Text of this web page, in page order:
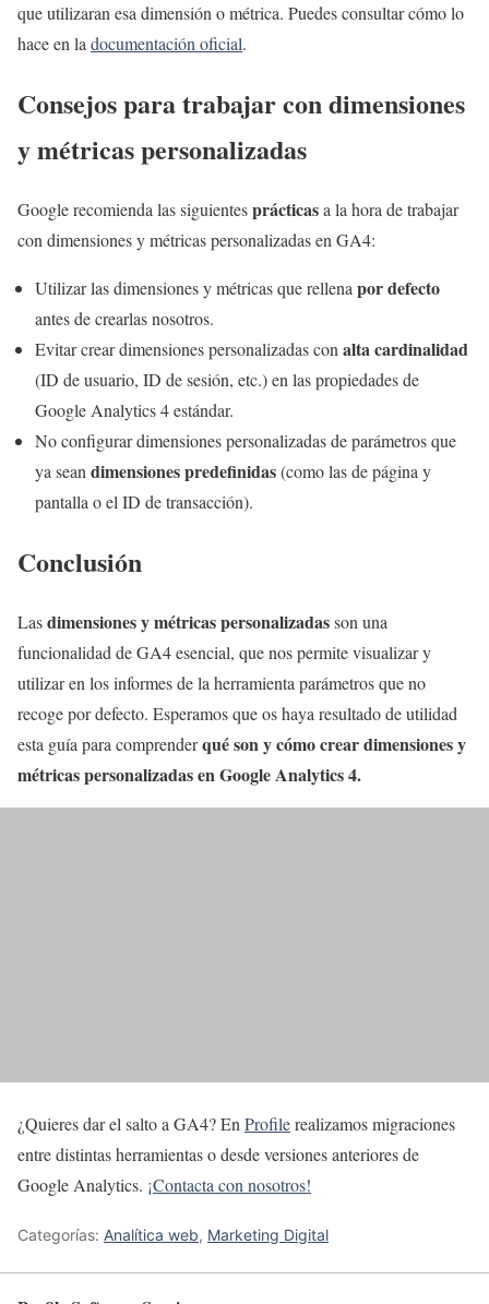
que utilizaran esa dimensión o métrica. Puedes consultar cómo lo
hace en ladocumentación oficial.
Consejos para trabajar con dimensiones
y métricas personalizadas
Google recomienda las siguientesprácticasa la hora de trabajar
con dimensiones y métricas personalizadas en GA4:
Utilizar las dimensiones y métricas que rellenapor defecto
antes de crearlas nosotros.
Evitar crear dimensiones personalizadas conalta cardinalidad
(ID de usuario, ID de sesión, etc.) en las propiedades de
Google Analytics 4 estándar.
No configurar dimensiones personalizadas de parámetros que
ya seandimensiones predefinidas(como las de página y
pantalla o el ID de transacción).
Conclusión
Lasdimensiones y métricas personalizadasson una
funcionalidad de GA4 esencial, que nos permite visualizar y
utilizar en los informes de la herramienta parámetros que no
recoge por defecto. Esperamos que os haya resultado de utilidad
esta guía para comprenderqué son y cómo crear dimensiones y
métricas personalizadas en Google Analytics 4.
¿Quieres dar el salto a GA4? En Profilerealizamos migraciones
entre distintas herramientas o desde versiones anteriores de
Google Analytics. ¡Contacta con nosotros!
Categorías: Analítica web, Marketing Digital